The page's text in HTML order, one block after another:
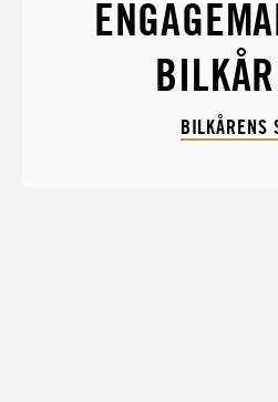
BILKÅRENS